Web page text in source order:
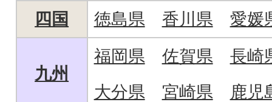
四国
徳島県 香川県 愛媛
九州
福岡県 佐賀県
長崎
大分県
宮崎県
鹿児